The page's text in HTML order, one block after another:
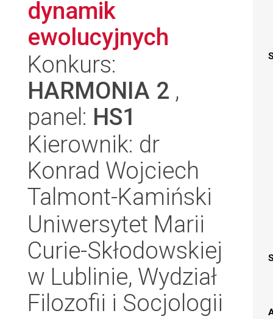
dynamik
ewolucyjnych
Konkurs:
HARMONIA 2 ,
panel: HS1
Kierownik: dr
Konrad Wojciech
Talmont-Kamiński
Uniwersytet Marii
Curie-Skłodowskiej
w Lublinie, Wydział
Filozofii i Socjologii